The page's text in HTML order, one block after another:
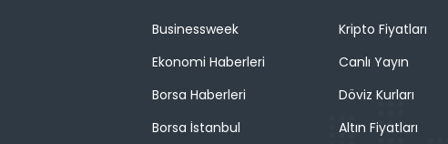
Businessweek
Ekonomi Haberleri
Borsa Haberleri
Borsa İstanbul
Kripto Fiyatları
Canlı Yayın
Döviz Kurları
Altın Fiyatları